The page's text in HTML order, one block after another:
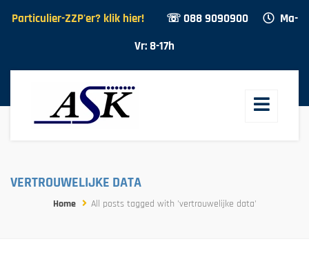
Particulier-ZZP'er? klik hier! ☏ 088 9090900
Ma-
Vr: 8-17h
VERTROUWELIJKE DATA
Home All posts tagged with 'vertrouwelijke data'